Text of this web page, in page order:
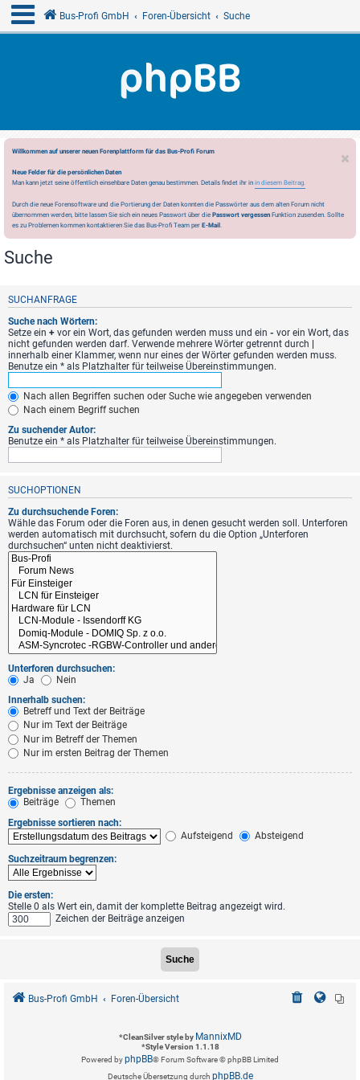
Bus-Profi GmbH Foren-Übersicht Suche
Willkommen auf unserer neuen Forenplattform für das Bus-Profi Forum
Neue Felder für die persönlichen Daten
Man kann jetzt seine öffentlich einsehbare Daten genau bestimmen. Details findet ihr in in diesem Beitrag.
Durch die neue Forensoftware und die Portierung der Daten konnten die Passwörter aus dem alten Forum nicht
übernommen werden, bitte lassen Sie sich ein neues Passwort über die Passwort vergessen Funktion zusenden. Sollte
es zu Problemen kommen kontaktieren Sie das Bus-Profi Team per E-Mail.
Suche
SUCHANFRAGE
Suche nach Wörtern:
Setze ein + vor ein Wort, das gefunden werden muss und ein - vor ein Wort, das
nicht gefunden werden darf. Verwende mehrere Wörter getrennt durch |
innerhalb einer Klammer, wenn nur eines der Wörter gefunden werden muss.
Benutze ein * als Platzhalter für teilweise Übereinstimmungen.
Nach allen Begriffen suchen oder Suche wie angegeben verwenden
Nach einem Begriff suchen
Zu suchender Autor:
Benutze ein * als Platzhalter für teilweise Übereinstimmungen.
SUCHOPTIONEN
Zu durchsuchende Foren:
Wähle das Forum oder die Foren aus, in denen gesucht werden soll. Unterforen
werden automatisch mit durchsucht, sofern du die Option „Unterforen
durchsuchen“ unten nicht deaktivierst.
Unterforen durchsuchen:
Ja
Nein
Innerhalb suchen:
Betreff und Text der Beiträge
Nur im Text der Beiträge
Nur im Betreff der Themen
Nur im ersten Beitrag der Themen
Ergebnisse anzeigen als:
Beiträge
Themen
Ergebnisse sortieren nach:
Aufsteigend
Absteigend
Suchzeitraum begrenzen:
Die ersten:
Stelle 0 als Wert ein, damit der komplette Beitrag angezeigt wird.
Zeichen der Beiträge anzeigen
Bus-Profi GmbH Foren-Übersicht
*CleanSilver style by MannixMD
*Style Version 1.1.18
Powered byphpBB® Forum Software © phpBB Limited
Deutsche Übersetzung durch phpBB.de